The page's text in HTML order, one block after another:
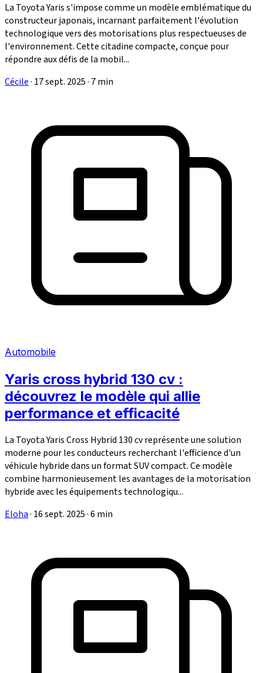
La Toyota Yaris s'impose comme un modèle emblématique du
constructeur japonais, incarnant parfaitement l'évolution
technologique vers des motorisations plus respectueuses de
l'environnement. Cette citadine compacte, conçue pour
répondre aux défis de la mobil...
Cécile· 17 sept. 2025· 7 min
Automobile
Yaris cross hybrid 130 cv :
découvrez le modèle qui allie
performance et efficacité
La Toyota Yaris Cross Hybrid 130 cv représente une solution
moderne pour les conducteurs recherchant l'efficience d'un
véhicule hybride dans un format SUV compact. Ce modèle
combine harmonieusement les avantages de la motorisation
hybride avec les équipements technologiqu...
Eloha· 16 sept. 2025·6 min